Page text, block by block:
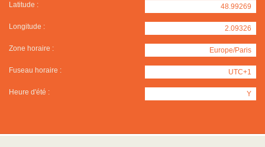
Latitude : 48.99269
Longitude : 2.09326
Zone horaire : Europe/Paris
Fuseau horaire : UTC+1
Heure d'été : Y